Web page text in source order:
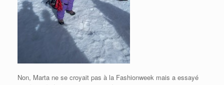
Non, Marta ne se croyait pas à la Fashionweek mais a essayé